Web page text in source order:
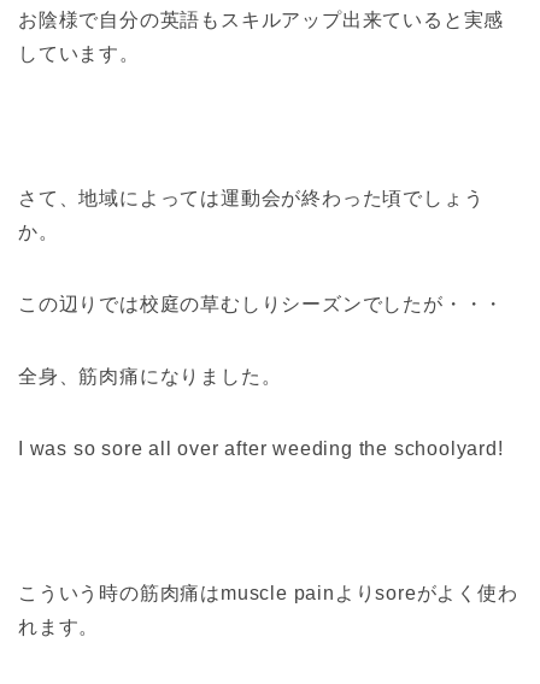
お陰様で自分の英語もスキルアップ出来ていると実感
しています。
さて、地域によっては運動会が終わった頃でしょう
か。
この辺りでは校庭の草むしりシーズンでしたが・・・
全身、筋肉痛になりました。
I was so sore all over after weeding the schoolyard!
こういう時の筋肉痛はmuscle painよりsoreがよく使わ
れます。